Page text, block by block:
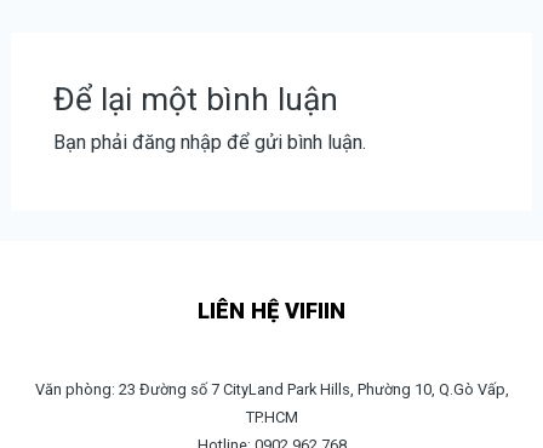
Để lại một bình luận
Bạn phải đăng nhậpđể gửi bình luận.
LIÊN HỆ VIFIIN
Văn phòng: 23 Đường số 7 CityLand Park Hills, Phường 10, Q.Gò Vấp,
TP.HCM